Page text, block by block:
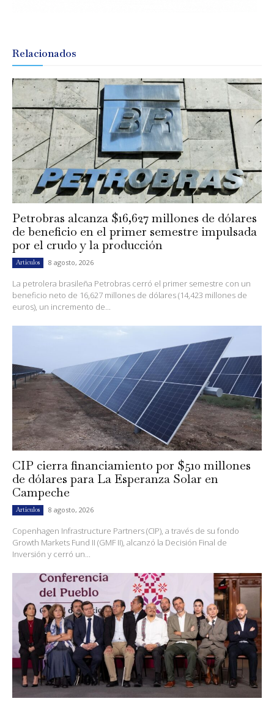
Relacionados
Petrobras alcanza $16,627 millones de dólares
de beneficio en el primer semestre impulsada
por el crudo y la producción
Artículos 8 agosto, 2026
La petrolera brasileña Petrobras cerró el primer semestre con un
beneficio neto de 16,627 millones de dólares (14,423 millones de
euros), un incremento de...
CIP cierra financiamiento por $510 millones
de dólares para La Esperanza Solar en
Campeche
Artículos 8 agosto, 2026
Copenhagen Infrastructure Partners (CIP), a través de su fondo
Growth Markets Fund II (GMF II), alcanzó la Decisión Final de
Inversión y cerró un...